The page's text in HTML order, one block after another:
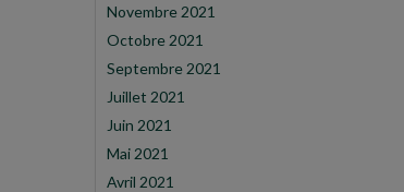
Novembre 2021
Octobre 2021
Septembre 2021
Juillet 2021
Juin 2021
Mai 2021
Avril 2021